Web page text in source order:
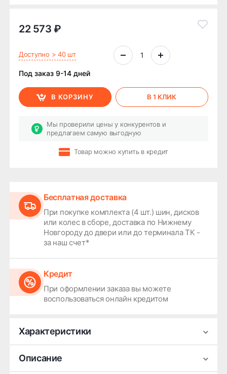
22 573 ₽
Доступно > 40 шт
Под заказ 9-14 дней
В КОРЗИНУ В 1 КЛИК
Мы проверили цены у конкурентов и
предлагаем самую выгодную
Товар можно купить в кредит
Бесплатная доставка
При покупке комплекта (4 шт.) шин, дисков
или колес в сборе, доставка по Нижнему
Новгороду до двери или до терминала ТК -
за наш счет*
Кредит
При оформлении заказа вы можете
воспользоваться онлайн кредитом
Характеристики
Производитель
Ширина
7
Описание